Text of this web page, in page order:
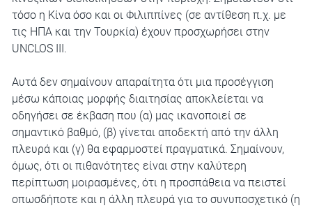
τόσο η Κίνα όσο και οι Φιλιππίνες (σε αντίθεση π.χ. με
τις ΗΠΑ και την Τουρκία) έχουν προσχωρήσει στην
UNCLOS III.
Αυτά δεν σημαίνουν απαραίτητα ότι μια προσέγγιση
μέσω κάποιας μορφής διαιτησίας αποκλείεται να
οδηγήσει σε έκβαση που (α) μας ικανοποιεί σε
σημαντικό βαθμό, (β) γίνεται αποδεκτή από την άλλη
πλευρά και (γ) θα εφαρμοστεί πραγματικά. Σημαίνουν,
όμως, ότι οι πιθανότητες είναι στην καλύτερη
περίπτωση μοιρασμένες, ότι η προσπάθεια να πειστεί
οπωσδήποτε και η άλλη πλευρά για το συνυποσχετικό (η